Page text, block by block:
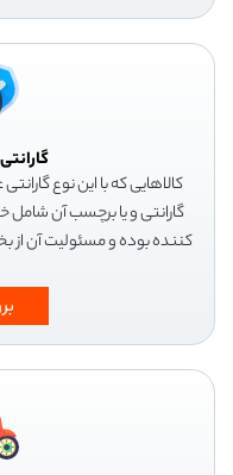
کالاهایی که با این نوع
گارانتی و یا برچسب آن